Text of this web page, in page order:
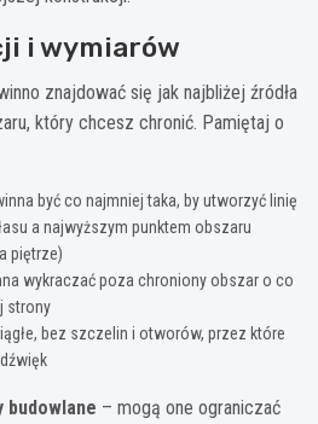
i wymiarów
znajdować się jak najbliżej źródła
który chcesz chronić. Pamiętaj o
być co najmniej taka, by utworzyć linię
a najwyższym punktem obszaru
piętrze)
wykraczać poza chroniony obszar o co
strony
bez szczelin i otworów, przez które
budowlane – mogą one ograniczać